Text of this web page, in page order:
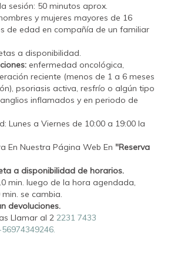
sesión: 50 minutos aprox.
y mujeres mayores de 16
de edad en compañía de un familiar
a disponibilidad.
enfermedad oncológica,
reciente (menos de 1 a 6 meses
psoriasis activa, resfrío o algún tipo
inflamados y en periodo de
Lunes a Viernes de 10:00 a 19:00 la
En Nuestra Página Web En "Reserva
a disponibilidad de horarios.
min. luego de la hora agendada,
se cambia.
devoluciones.
Llamar al 2 2231 7433